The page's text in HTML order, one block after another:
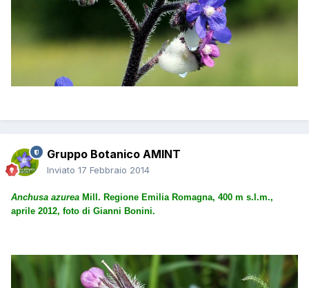
Gruppo Botanico AMINT
Inviato 17 Febbraio 2014
Anchusa azurea Mill. Regione Emilia Romagna, 400 m s.l.m.,
aprile 2012, foto di Gianni Bonini.